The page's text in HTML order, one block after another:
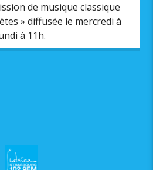
de musique classique
» diffusée le mercredi à
à 11h.